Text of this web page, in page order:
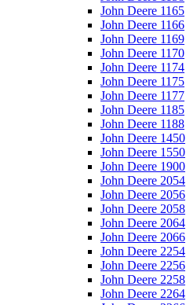
John Deere 1165
John Deere 1166
John Deere 1169
John Deere 1170
John Deere 1174
John Deere 1175
John Deere 1177
John Deere 1185
John Deere 1188
John Deere 1450
John Deere 1550
John Deere 1900
John Deere 2054
John Deere 2056
John Deere 2058
John Deere 2064
John Deere 2066
John Deere 2254
John Deere 2256
John Deere 2258
John Deere 2264